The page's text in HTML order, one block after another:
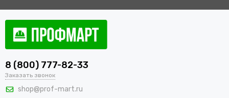
Купить одежду сигнальную для
работников оптом и в розницу с
доставкой по Нефтекамску
В интернет-магазине «ПрофМарт» можно купить сигнальную
одежду для персонала. Мы работаем с оптовыми и
розничными покупателями. Предлагаем на выбор сигнальные
8 (800) 777-82-33
Заказать звонок
shop@prof-mart.ru